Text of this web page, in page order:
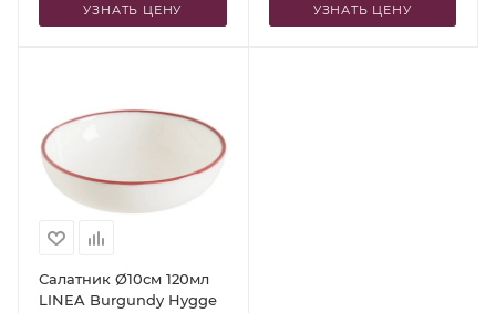
УЗНАТЬ ЦЕНУ УЗНАТЬ ЦЕНУ
Салатник Ø10см 120мл
LINEA Burgundy Hygge